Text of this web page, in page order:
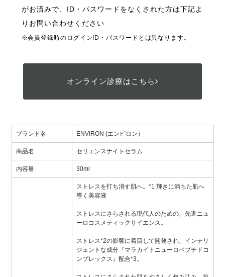
がお済みで、ID・パスワードをなくされた方は下記よ
りお問い合わせください
※会員登録時のログインID・パスワードとは異なります。
オンライン診療はこちら
ブランド名 ENVIRON (エンビロン）
商品名 セリエンスナイトセラム
内容量 30ml
ストレスを打ち消す肌へ。*1 輝きに満ちた肌へ
導く美容液
ストレスにさらされる現代人のための、先進ニュ
ーロコスメティックサイエンス。
ストレス*2の影響に着目して開発され、インテリ
ジェントな成分『マラカイトニューロペプチドコ
ンプレックス』配合*3。